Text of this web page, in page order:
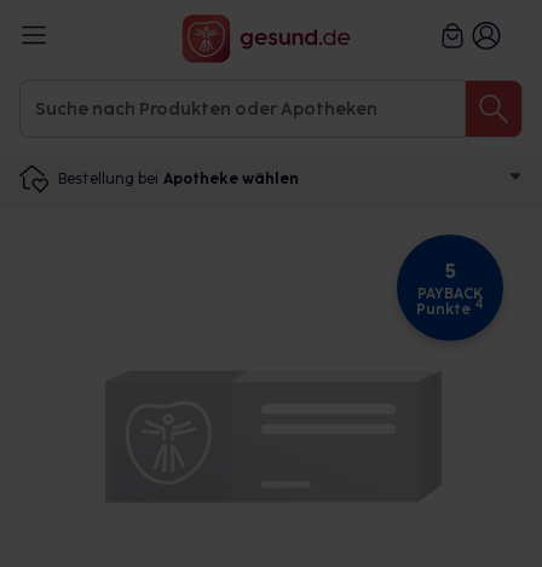
Bestellung bei Apotheke wählen
5
PAYBACK
Punkte 4